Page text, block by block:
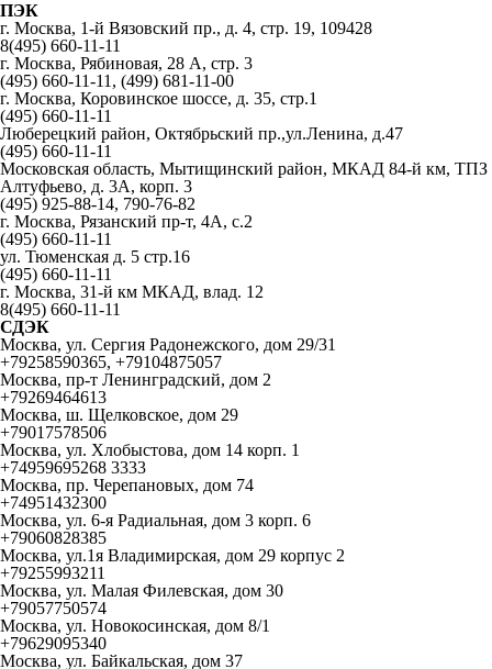
ПЭК
г. Москва, 1-й Вязовский пр., д. 4, стр. 19, 109428
8(495) 660-11-11
г. Москва, Рябиновая, 28 А, стр. 3
(495) 660-11-11, (499) 681-11-00
г. Москва, Коровинское шоссе, д. 35, стр.1
(495) 660-11-11
Люберецкий район, Октябрьский пр.,ул.Ленина, д.47
(495) 660-11-11
Московская область, Мытищинский район, МКАД 84-й км, ТПЗ
Алтуфьево, д. 3А, корп. 3
(495) 925-88-14, 790-76-82
г. Москва, Рязанский пр-т, 4А, с.2
(495) 660-11-11
ул. Тюменская д. 5 стр.16
(495) 660-11-11
г. Москва, 31-й км МКАД, влад. 12
8(495) 660-11-11
СДЭК
Москва, ул. Сергия Радонежского, дом 29/31
+79258590365, +79104875057
Москва, пр-т Ленинградский, дом 2
+79269464613
Москва, ш. Щелковское, дом 29
+79017578506
Москва, ул. Хлобыстова, дом 14 корп. 1
+74959695268 3333
Москва, пр. Черепановых, дом 74
+74951432300
Москва, ул. 6-я Радиальная, дом 3 корп. 6
+79060828385
Москва, ул.1я Владимирская, дом 29 корпус 2
+79255993211
Москва, ул. Малая Филевская, дом 30
+79057750574
Москва, ул. Новокосинская, дом 8/1
+79629095340
Москва, ул. Байкальская, дом 37